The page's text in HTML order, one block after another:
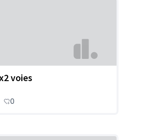
voies
0